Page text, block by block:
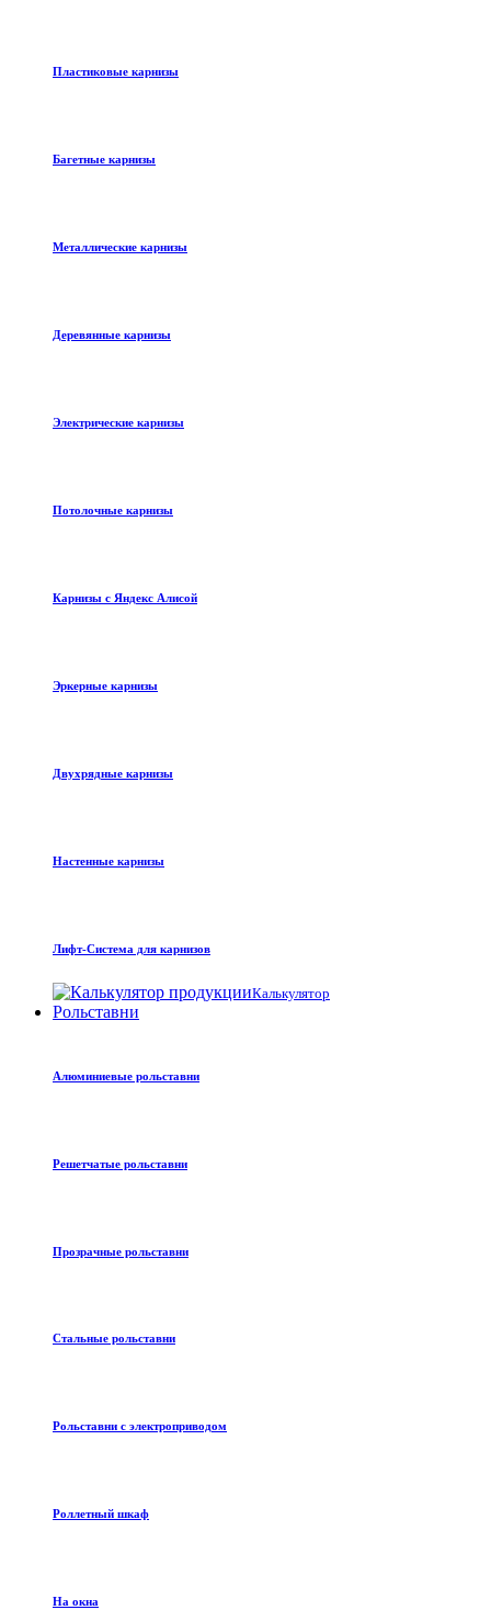
Пластиковые карнизы
Багетные карнизы
Металлические карнизы
Деревянные карнизы
Электрические карнизы
Потолочные карнизы
Карнизы с Яндекс Алисой
Эркерные карнизы
Двухрядные карнизы
Настенные карнизы
Лифт-Система для карнизов
Калькулятор
Рольставни
Алюминиевые рольставни
Решетчатые рольставни
Прозрачные рольставни
Стальные рольставни
Рольставни с электроприводом
Роллетный шкаф
На окна